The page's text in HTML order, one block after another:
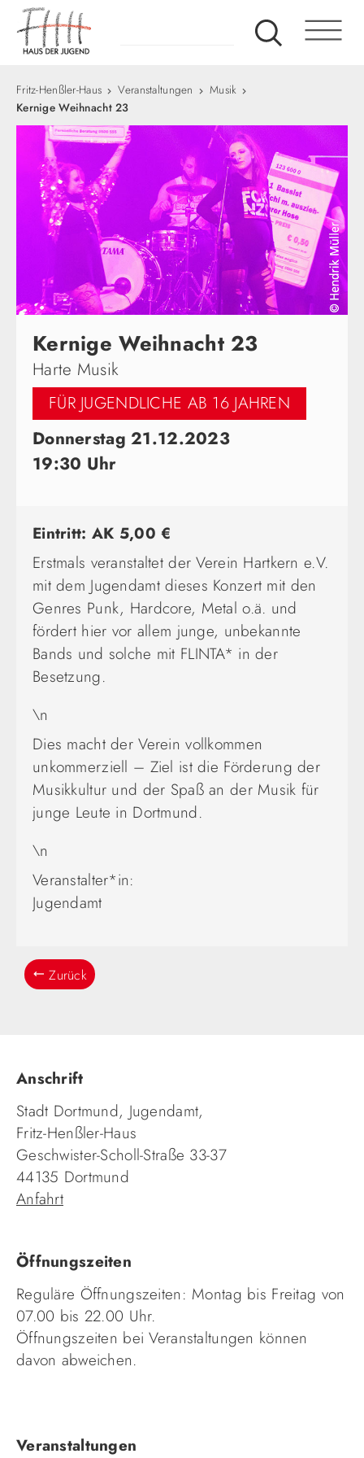
Fritz-Henßler-Haus Veranstaltungen
Musik
Kernige Weihnacht 23
Kernige Weihnacht 23
Harte Musik
FÜR JUGENDLICHE AB 16 JAHREN
Donnerstag 21.12.2023
19:30 Uhr
Eintritt: AK 5,00 €
Erstmals veranstaltet der Verein Hartkern e.V.
mit dem Jugendamt dieses Konzert mit den
Genres Punk, Hardcore, Metal o.ä. und
fördert hier vor allem junge, unbekannte
Bands und solche mit FLINTA* in der
Besetzung.
\n
Dies macht der Verein vollkommen
unkommerziell – Ziel ist die Förderung der
Musikkultur und der Spaß an der Musik für
junge Leute in Dortmund.
\n
Veranstalter*in:
Jugendamt
Zurück
Anschrift
Stadt Dortmund, Jugendamt,
Fritz-Henßler-Haus
Geschwister-Scholl-Straße 33-37
44135 Dortmund
Anfahrt
Öffnungszeiten
Reguläre Öffnungszeiten: Montag bis Freitag von
07.00 bis 22.00 Uhr.
Öffnungszeiten bei Veranstaltungen können
davon abweichen.
Navigation
Veranstaltungen